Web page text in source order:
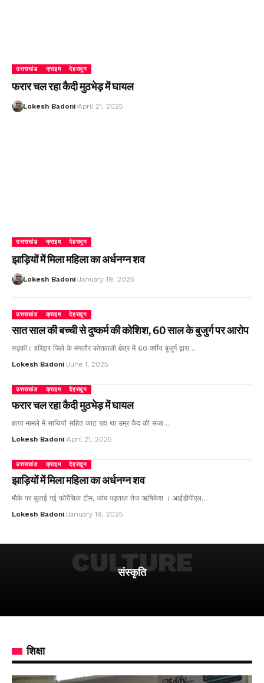
उत्तराखंड क्राइम देहरादून
फरार चल रहा कैदी मुठभेड़ में घायल
Lokesh Badoni April 21, 2025
उत्तराखंड क्राइम देहरादून
झाड़ियों में मिला महिला का अर्धनग्न शव
Lokesh Badoni January 19, 2025
उत्तराखंड क्राइम देहरादून
सात साल की बच्ची से दुष्कर्म की कोशिश, 60 साल के बुजुर्ग पर आरोप
रुड़की। हरिद्वार जिले के मंगलौर कोतवाली क्षेत्र में 60 वर्षीय बुजुर्ग द्वारा…
Lokesh Badoni June 1, 2025
उत्तराखंड क्राइम देहरादून
फरार चल रहा कैदी मुठभेड़ में घायल
हत्या मामले में साथियों सहित काट रहा था उम्र कैद की सजा…
Lokesh Badoni April 21, 2025
उत्तराखंड क्राइम देहरादून
झाड़ियों में मिला महिला का अर्धनग्न शव
मौके पर बुलाई गई फोरेंसिक टीम, जांच पड़ताल तेज ऋषिकेश । आईडीपीएल…
Lokesh Badoni January 19, 2025
संस्कृति
CULTURE
शिक्षा